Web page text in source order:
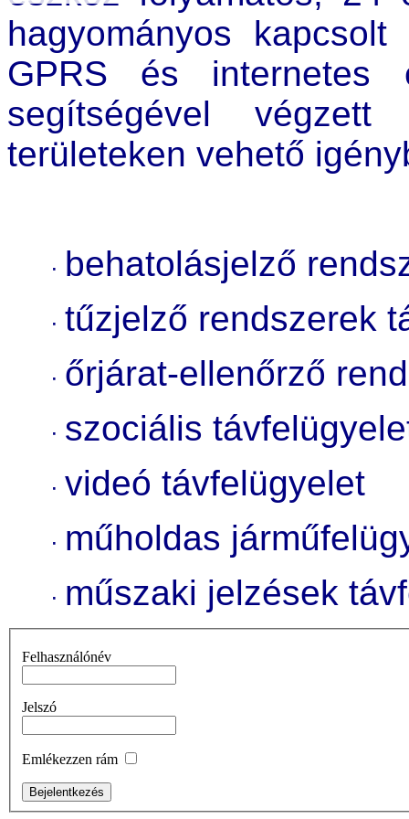
hagyományos
GPRS és internetes
segítségével
területeken vehető
· behatolásjelző
·tűzjelző rendszerek
· őrjárat-ellenőrző
· szociális
·videó távfelügyelet
· műholdas
· műszaki jelzések
Felhasználónév
Jelszó
Emlékezzen rám